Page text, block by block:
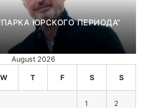
ЮРСКОГО ПЕРИОДА”
August 2026
W T F S S
1 2